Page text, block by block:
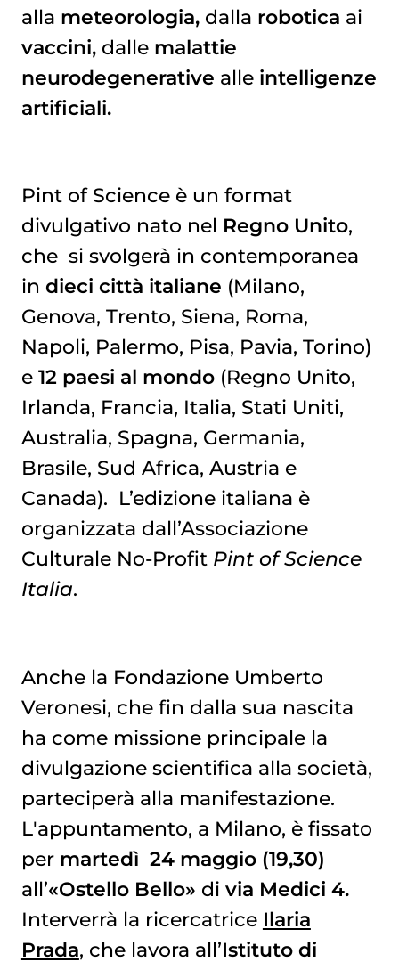
alla meteorologia, dalla robotica ai
vaccini, dallemalattie
neurodegenerative alleintelligenze
artificiali.
Pint of Science è un format
divulgativo nato nel Regno Unito,
che si svolgerà in contemporanea
in dieci città italiane (Milano,
Genova, Trento, Siena, Roma,
Napoli, Palermo, Pisa, Pavia, Torino)
e 12 paesi al mondo (Regno Unito,
Irlanda, Francia, Italia, Stati Uniti,
Australia, Spagna, Germania,
Brasile, Sud Africa, Austria e
Canada). L’edizione italiana è
organizzata dall’Associazione
Culturale No-Profit Pint of Science
Italia.
Anche la Fondazione Umberto
Veronesi, che fin dalla sua nascita
ha come missione principale la
divulgazione scientifica alla società,
parteciperà alla manifestazione.
L'appuntamento, a Milano, è fissato
per martedì 24 maggio (19,30)
all’«Ostello Bello» di via Medici 4.
Interverrà la ricercatrice Ilaria
Prada, che lavora all’Istituto di